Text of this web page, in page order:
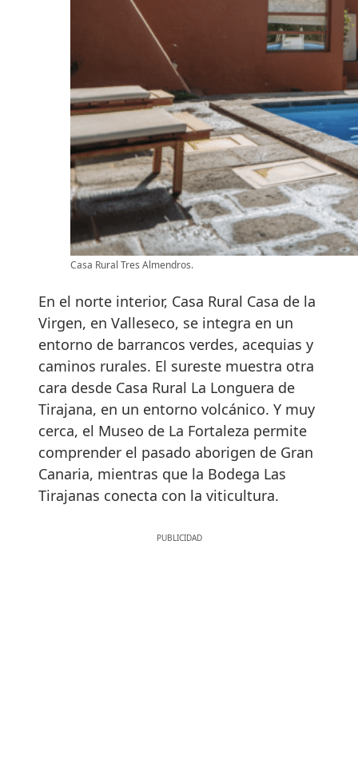
Casa Rural Tres Almendros.
En el norte interior, Casa Rural Casa de la
Virgen, en Valleseco, se integra en un
entorno de barrancos verdes, acequias y
caminos rurales. El sureste muestra otra
cara desde Casa Rural La Longuera de
Tirajana, en un entorno volcánico. Y muy
cerca, el Museo de La Fortaleza permite
comprender el pasado aborigen de Gran
Canaria, mientras que la Bodega Las
Tirajanas conecta con la viticultura.